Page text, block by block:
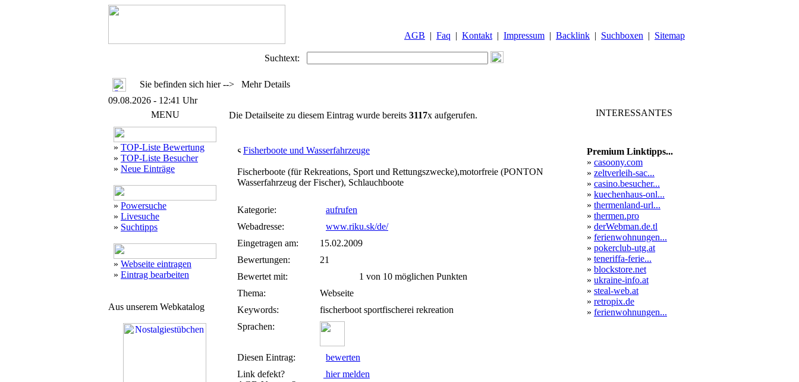
AGB | Faq | Kontakt | Impressum | Backlink | Suchboxen | Sitemap
Suchtext:
Sie befinden sich hier --> Mehr Details
09.08.2026 - 12:41 Uhr
MENU
» TOP-Liste Bewertung
» TOP-Liste Besucher
» Neue Einträge
» Powersuche
» Livesuche
» Suchtipps
» Webseite eintragen
» Eintrag bearbeiten
Aus unserem Webkatalog
Die Detailseite zu diesem Eintrag wurde bereits 3117x aufgerufen.
Fisherboote und Wasserfahrzeuge
Fischerboote (für Rekreations, Sport und Rettungszwecke),motorfreie (PONTON
Wasserfahrzeug der Fischer), Schlauchboote
Kategorie:
aufrufen
Webadresse:
www.riku.sk/de/
Eingetragen am:
15.02.2009
Bewertungen:
21
Bewertet mit:
1 von 10 möglichen Punkten
Thema:
Webseite
Keywords:
fischerboot sportfischerei rekreation
Sprachen:
Diesen Eintrag:
bewerten
Link defekt?
hier melden
INTERESSANTES
Premium Linktipps...
» casoony.com
» zeltverleih-sac...
» casino.besucher...
» kuechenhaus-onl...
» thermenland-url...
» thermen.pro
» derWebman.de.tl
» ferienwohnungen...
» pokerclub-utg.at
» teneriffa-ferie...
» blockstore.net
» ukraine-info.at
» steal-web.at
» retropix.de
» ferienwohnungen...